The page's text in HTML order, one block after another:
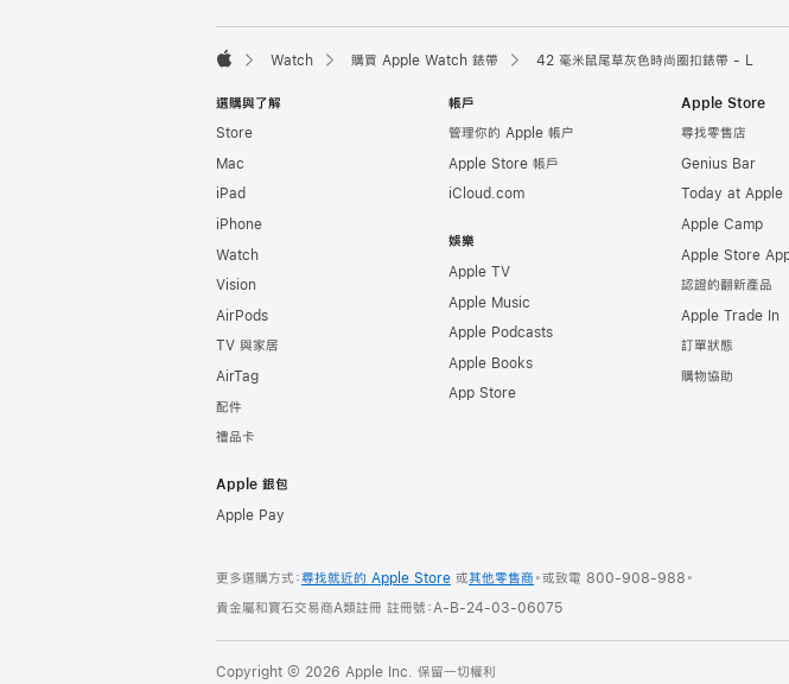
Watch 購買 Apple Watch 錶帶 42 毫米鼠尾草灰色時尚圈扣錶帶 - L
選購與了解
Store
Mac
iPad
iPhone
Watch
Vision
AirPods
TV 與家居
AirTag
配件
禮品卡
Apple 銀包
Apple Pay
帳戶
管理你的 Apple 帳户
Apple Store 帳戶
iCloud.com
娛樂
Apple TV
Apple Music
Apple Podcasts
Apple Books
App Store
Apple Store
尋找零售店
Genius Bar
Today at Apple
Apple Camp
Apple Store
認證的翻新產品
Apple Trade In
訂單狀態
購物協助
更多選購方式：尋找就近的 Apple Store 或其他零售商 。或致電 800-908-988 。
貴金屬和寶石交易商A類註冊 註冊號：A-B-24-03-06075
Copyright © 2026 Apple Inc. 保留一切權利